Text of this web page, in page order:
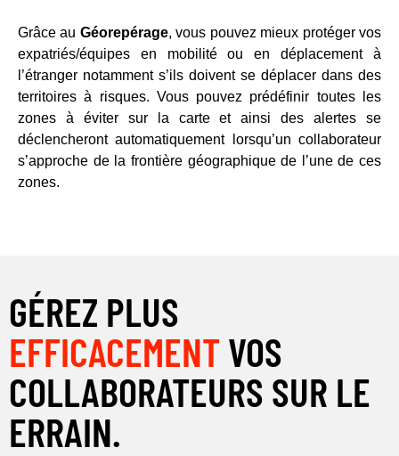
Grâce au Géorepérage, vous pouvez mieux protéger vos
expatriés/équipes en mobilité ou en déplacement à
l’étranger notamment s’ils doivent se déplacer dans des
territoires à risques. Vous pouvez prédéfinir toutes les
zones à éviter sur la carte et ainsi des alertes se
déclencheront automatiquement lorsqu’un collaborateur
s’approche de la frontière géographique de l’une de ces
zones.
GÉREZ PLUS
EFFICACEMENTVOS
COLLABORATEURS SUR LE
ERRAIN.